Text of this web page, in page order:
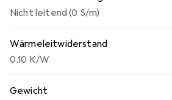
Nicht leitend (0 S/m)
Wärmeleitwiderstand
0.10 K/W
Gewicht